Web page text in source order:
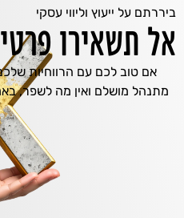
ביררתם על ייעוץ וליווי עסקי
אל תשאירו
אם טוב לכם עם הרווחיות
מתנהל מושלם ואין מה לשפר,